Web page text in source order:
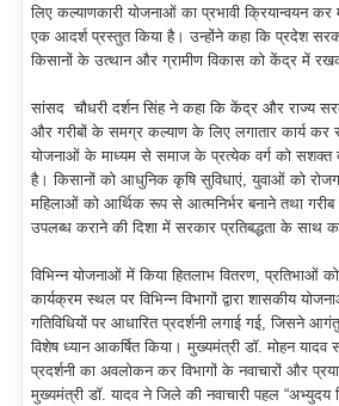
लिए कल्याणकारी योजनाओं का प्रभावी क्रियान्वयन
एक आदर्श प्रस्तुत किया है। उन्होंने कहा कि प्रदेश
किसानों के उत्थान और ग्रामीण विकास को केंद्र में
सांसद चौधरी दर्शन सिंह ने कहा कि केंद्र और राज्य
और गरीबों के समग्र कल्याण के लिए लगातार कार्य कर
योजनाओं के माध्यम से समाज के प्रत्येक वर्ग को सशक्त
है। किसानों को आधुनिक कृषि सुविधाएं, युवाओं को
महिलाओं को आर्थिक रूप से आत्मनिर्भर बनाने तथा गरीब
उपलब्ध कराने की दिशा में सरकार प्रतिबद्धता के साथ
विभिन्न योजनाओं में किया हितलाभ वितरण, प्रतिभाओं
कार्यक्रम स्थल पर विभिन्न विभागों द्वारा शासकीय
गतिविधियों पर आधारित प्रदर्शनी लगाई गई, जिसने
विशेष ध्यान आकर्षित किया। मुख्यमंत्री डॉ. मोहन यादव
प्रदर्शनी का अवलोकन कर विभागों के नवाचारों और
मुख्यमंत्री डॉ. यादव ने जिले की नवाचारी पहल